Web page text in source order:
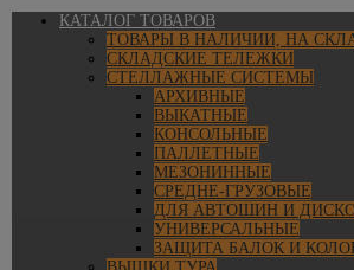
КАТАЛОГ ТОВАРОВ
ТОВАРЫ В НАЛИЧИИ, НА
СКЛАДСКИЕ ТЕЛЕЖКИ
СТЕЛЛАЖНЫЕ СИСТЕМЫ
АРХИВНЫЕ
ВЫКАТНЫЕ
КОНСОЛЬНЫЕ
ПАЛЛЕТНЫЕ
МЕЗОНИННЫЕ
СРЕДНЕ-ГРУЗОВЫЕ
ДЛЯ АВТОШИН И
УНИВЕРСАЛЬНЫЕ
ЗАЩИТА БАЛОК И